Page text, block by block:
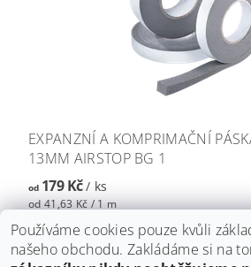
EXPANZNÍ A KOMPRIMAČNÍ
13MM AIRSTOP BG 1
od179 Kč/ ks
od 41,63 Kč / 1 m
Používáme cookies pouze kvůli
našeho obchodu. Zakládáme si na